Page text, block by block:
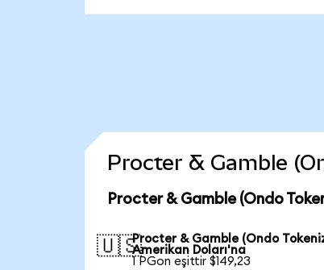
Procter & Gamble
Procter & Gamble (Ondo
🇺🇸Procter & Gamble (Ondo
Amerikan Doları'na
1 PGon eşittir $149,23